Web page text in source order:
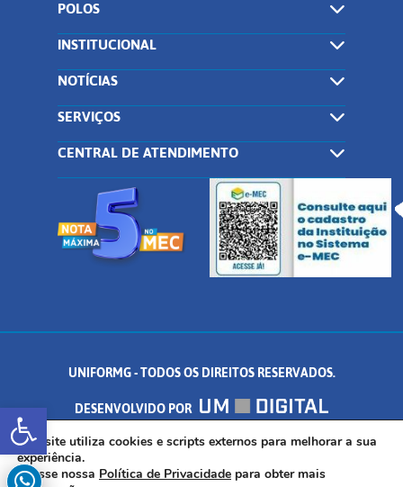
Abrir a barra de ferramentas
POLOS
INSTITUCIONAL
NOTÍCIAS
SERVIÇOS
CENTRAL DE ATENDIMENTO
UNIFORMG - TODOS OS DIREITOS RESERVADOS.
DESENVOLVIDO POR
AV. DR. ARNALDO DE SENNA, 328 - PALMEIRAS, FORMIGA/MG - CEP:
35.574.530
Este site utiliza cookies e scripts externos para melhorar a sua
experiência.
Acesse nossa Política de Privacidade para obter mais